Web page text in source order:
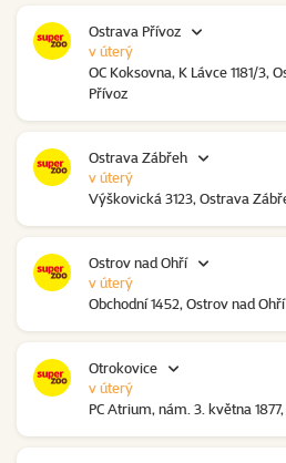
Ostrava Přívoz
OC Koksovna, K Lávce 1181/3,
Přívoz
v úterý
Ostrava Zábřeh
Výškovická 3123, Ostrava
v úterý
Ostrov nad Ohří
Obchodní 1452, Ostrov nad Ohří
v úterý
Otrokovice
PC Atrium, nám. 3. května
v úterý